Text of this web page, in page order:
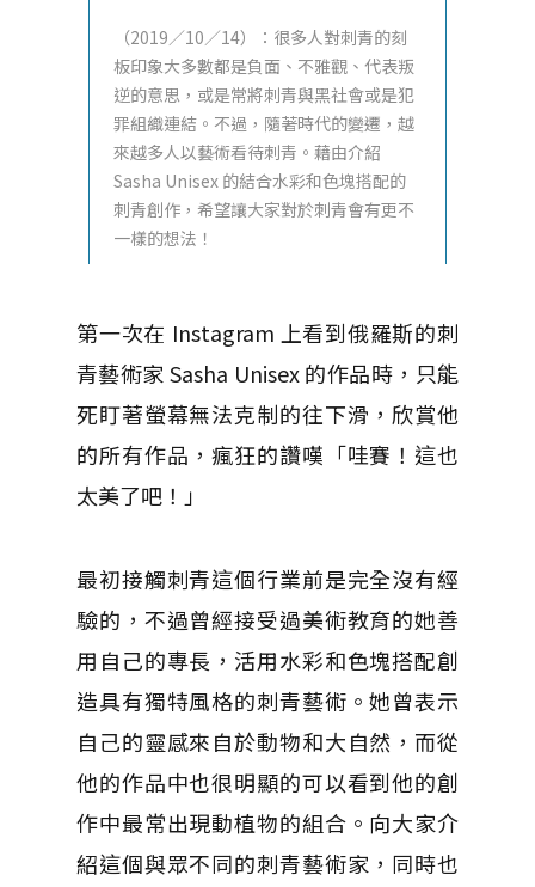
（2019／10／14）：很多人對刺青的刻
板印象大多數都是負面、不雅觀、代表叛
逆的意思，或是常將刺青與黑社會或是犯
罪組織連結。不過，隨著時代的變遷，越
來越多人以藝術看待刺青。藉由介紹
Sasha Unisex 的結合水彩和色塊搭配的
刺青創作，希望讓大家對於刺青會有更不
一樣的想法！
第一次在 Instagram 上看到俄羅斯的刺
青藝術家 Sasha Unisex 的作品時，只能
死盯著螢幕無法克制的往下滑，欣賞他
的所有作品，瘋狂的讚嘆「哇賽！這也
太美了吧！」
最初接觸刺青這個行業前是完全沒有經
驗的，不過曾經接受過美術教育的她善
用自己的專長，活用水彩和色塊搭配創
造具有獨特風格的刺青藝術。她曾表示
自己的靈感來自於動物和大自然，而從
他的作品中也很明顯的可以看到他的創
作中最常出現動植物的組合。向大家介
紹這個與眾不同的刺青藝術家，同時也